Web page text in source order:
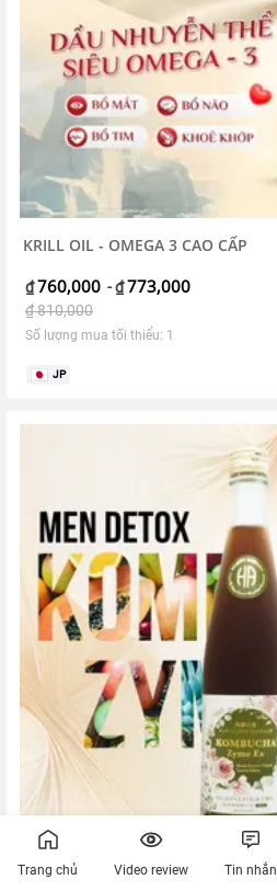
Trang chủ Video review Tin nhắn
KRILL OIL - OMEGA 3 CAO CẤP
₫760,000 -₫773,000
₫810,000
Số lượng mua tối thiểu: 1
JP